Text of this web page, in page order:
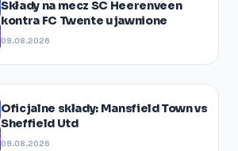
Składy na mecz SC Heerenveen
kontra FC Twente ujawnione
09.08.2026
Oficjalne składy: Mansfield Town vs
Sheffield Utd
09.08.2026